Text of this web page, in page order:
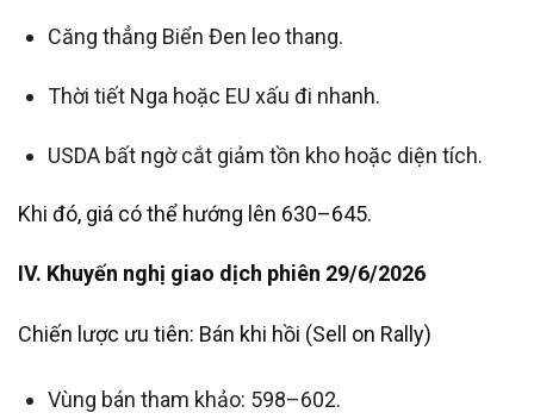
Căng thẳng Biển Đen leo thang.
Thời tiết Nga hoặc EU xấu đi nhanh.
USDA bất ngờ cắt giảm tồn kho hoặc diện tích.
Khi đó, giá có thể hướng lên 630–645.
IV. Khuyến nghị giao dịch phiên 29/6/2026
Chiến lược ưu tiên: Bán khi hồi (Sell on Rally)
Vùng bán tham khảo: 598–602.